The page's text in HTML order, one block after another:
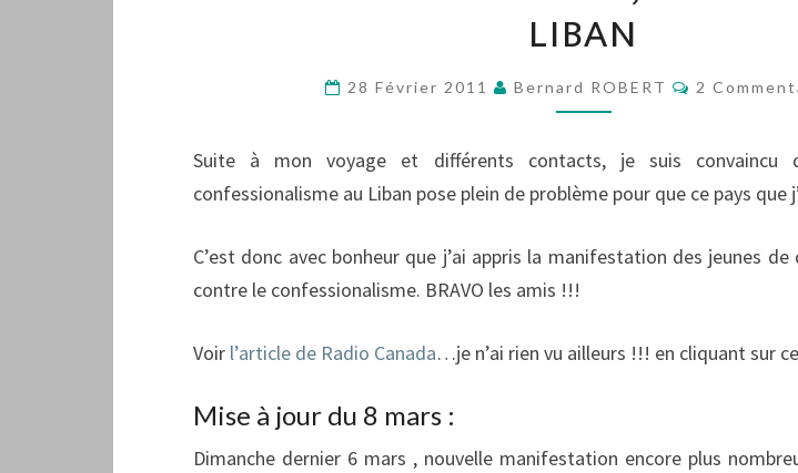
DU
LIBAN
28 Février 2011 Bernard ROBERT 2
Suite à mon voyage et différents contacts, je suis convaincu
confessionalisme au Liban pose plein de problème pour que ce pays que
C’est donc avec bonheur que j’ai appris la manifestation des jeunes
contre le confessionalisme. BRAVO les amis !!!
Voir l’article de Radio Canada…je n’ai rien vu ailleurs !!! en cliquant sur
Mise à jour du 8 mars :
Dimanche dernier 6 mars , nouvelle manifestation encore plus